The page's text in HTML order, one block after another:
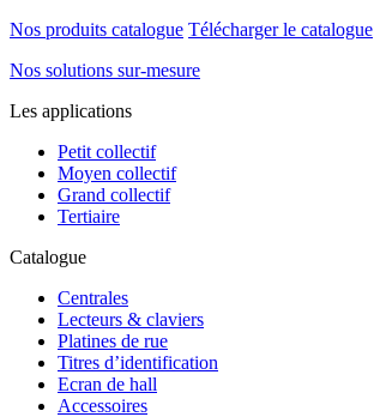
Nos produits catalogue Télécharger le catalogue
Nos solutions sur-mesure
Les applications
Petit collectif
Moyen collectif
Grand collectif
Tertiaire
Catalogue
Centrales
Lecteurs & claviers
Platines de rue
Titres d’identification
Ecran de hall
Accessoires